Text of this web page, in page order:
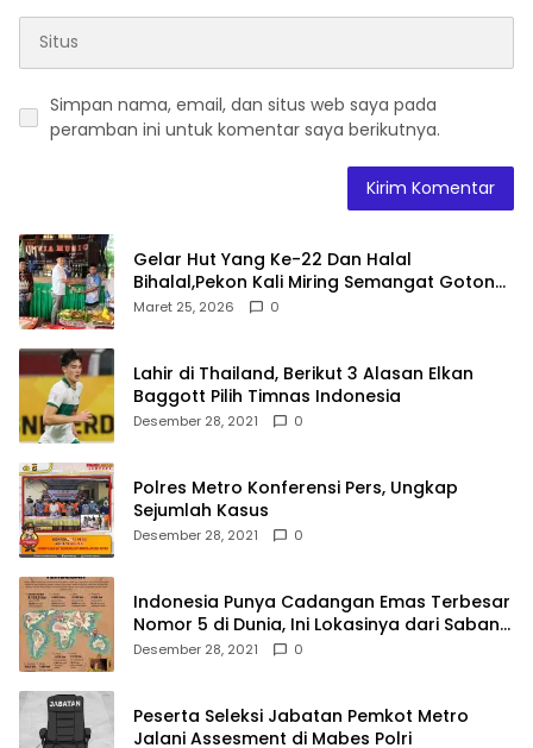
Simpan nama, email, dan situs web saya pada
peramban ini untuk komentar saya berikutnya.
Gelar Hut Yang Ke-22 Dan Halal
Bihalal,Pekon Kali Miring Semangat Gotong
Royong
Maret 25, 2026 0
Lahir di Thailand, Berikut 3 Alasan Elkan
Baggott Pilih Timnas Indonesia
Desember 28, 2021 0
Polres Metro Konferensi Pers, Ungkap
Sejumlah Kasus
Desember 28, 2021 0
Indonesia Punya Cadangan Emas Terbesar
Nomor 5 di Dunia, Ini Lokasinya dari Sabang
hingga Merauke
Desember 28, 2021 0
Peserta Seleksi Jabatan Pemkot Metro
Jalani Assesment di Mabes Polri